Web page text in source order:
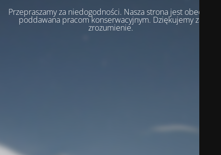
Przepraszamy za niedogodności. Nasza strona jest obecnie
poddawana pracom konserwacyjnym. Dziękujemy za
zrozumienie.